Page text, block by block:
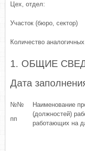
Цех, отдел:
Участок (бюро, сектор)
Количество
1. ОБЩИЕ
Дата
№№
пп
Наименование
(должностей)
работающих на